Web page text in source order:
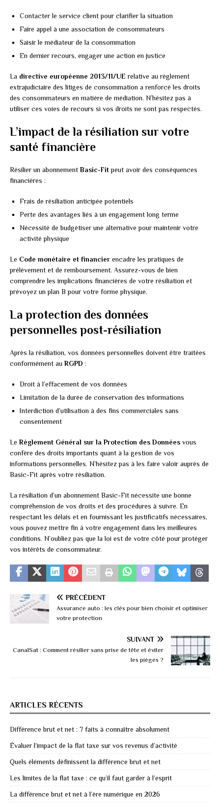
Contacter le service client pour clarifier la situation
Faire appel à une association de consommateurs
Saisir le médiateur de la consommation
En dernier recours, engager une action en justice
La directive européenne 2013/11/UErelative au règlement
extrajudiciaire des litiges de consommation a renforcé les droits
des consommateurs en matière de médiation. N’hésitez pas à
utiliser ces voies de recours si vos droits ne sont pas respectés.
L’impact de la résiliation sur votre
santé financière
Résilier un abonnementBasic-Fitpeut avoir des conséquences
financières :
Frais de résiliation anticipée potentiels
Perte des avantages liés à un engagement long terme
Nécessité de budgétiser une alternative pour maintenir votre
activité physique
Le Code monétaire et financier encadre les pratiques de
prélèvement et de remboursement. Assurez-vous de bien
comprendre les implications financières de votre résiliation et
prévoyez un plan B pour votre forme physique.
La protection des données
personnelles post-résiliation
Après la résiliation, vos données personnelles doivent être traitées
conformément auRGPD :
Droit à l’effacement de vos données
Limitation de la durée de conservation des informations
Interdiction d’utilisation à des fins commerciales sans
consentement
LeRèglement Général sur la Protection des Données vous
confère des droits importants quant à la gestion de vos
informations personnelles. N’hésitez pas à les faire valoir auprès de
Basic-Fit après votre résiliation.
La résiliation d’un abonnement Basic-Fit nécessite une bonne
compréhension de vos droits et des procédures à suivre. En
respectant les délais et en fournissant les justificatifs nécessaires,
vous pouvez mettre fin à votre engagement dans les meilleures
conditions. N’oubliez pas que la loi est de votre côté pour protéger
vos intérêts de consommateur.
PRÉCÉDENT
Assurance auto : les clés pour bien choisir et optimiser
votre protection
SUIVANT
CanalSat : Comment résilier sans prise de tête et éviter
les pièges ?
ARTICLES RÉCENTS
Différence brut et net : 7 faits à connaître absolument
Évaluer l’impact de la flat taxe sur vos revenus d’activité
Quels éléments définissent la différence brut et net
Les limites de la flat taxe : ce qu’il faut garder à l’esprit
La différence brut et net à l’ère numérique en 2026